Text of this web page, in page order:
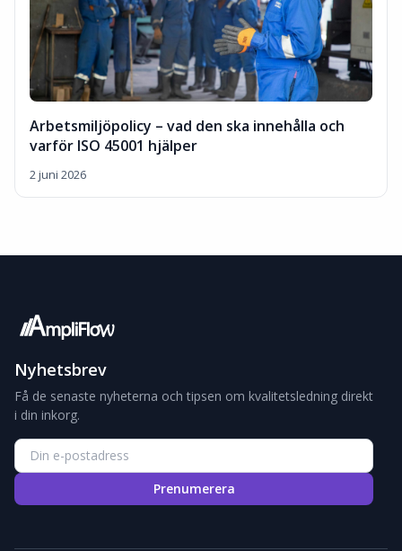
Arbetsmiljöpolicy – vad den ska innehålla och
varför ISO 45001 hjälper
2 juni 2026
Nyhetsbrev
Få de senaste nyheterna och tipsen om kvalitetsledning direkt
i din inkorg.
Prenumerera